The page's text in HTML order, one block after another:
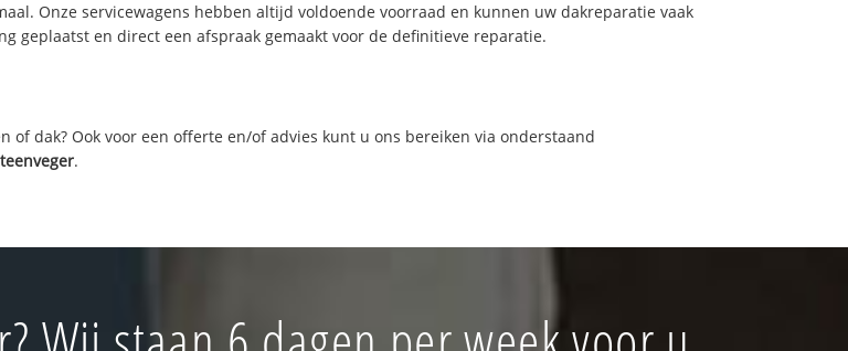
Onze servicewagens hebben altijd voldoende voorraad en kunnen uw dakreparatie vaak
geplaatst en direct een afspraak gemaakt voor de definitieve reparatie.
dak? Ook voor een offerte en/of advies kunt u ons bereiken via onderstaand
.